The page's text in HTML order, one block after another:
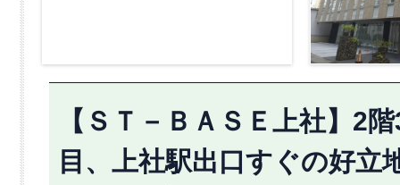
【ＳＴ－ＢＡＳＥ上社】2
目、上社駅出口すぐの好